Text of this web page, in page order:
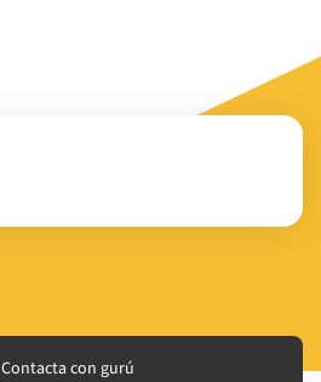
Contacta con gurú